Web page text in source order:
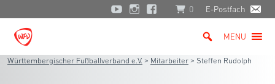
0 E-Postfach
MENU
Württembergischer Fußballverband e.V. > Mitarbeiter > Steffen Rudolph